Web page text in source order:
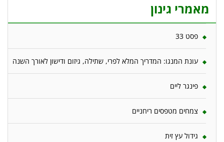
מאמרי גינון
פסט 33
עונת המנגו: המדריך המלא לפרי, שתילה, גיזום ודישון לאורך השנה
פינגר ליים
צמחים מטפסים ריחניים
גידול עץ זית